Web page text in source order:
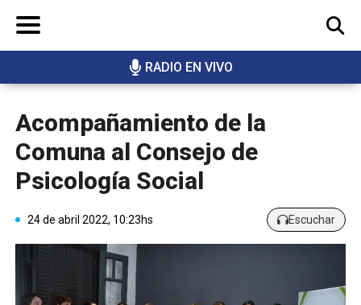
RADIO EN VIVO
BUSCAR
Acompañamiento de la
Comuna al Consejo de
Psicología Social
24 de abril 2022, 10:23hs Escuchar